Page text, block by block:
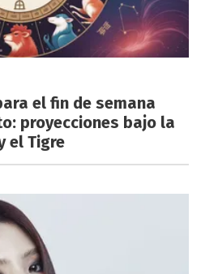
el fin de semana
proyecciones bajo la
el Tigre